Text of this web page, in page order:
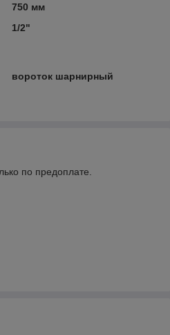
750 мм
1/2"
вороток шарнирный
по предоплате.